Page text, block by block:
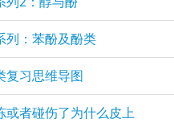
列：苯酚及酚类
复习思维导图
或者碰伤了为什么皮上